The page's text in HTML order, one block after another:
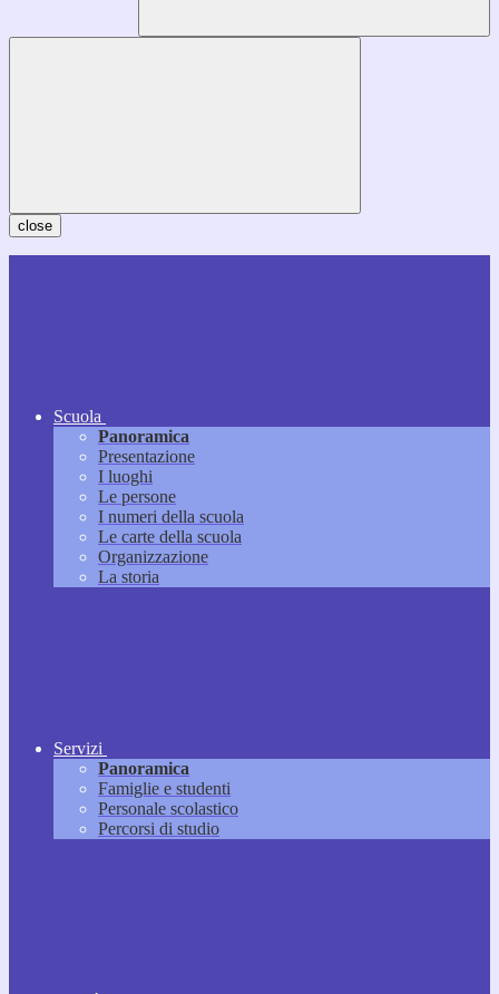
close
Scuola
Panoramica
Presentazione
I luoghi
Le persone
I numeri della scuola
Le carte della scuola
Organizzazione
La storia
Servizi
Panoramica
Famiglie e studenti
Personale scolastico
Percorsi di studio